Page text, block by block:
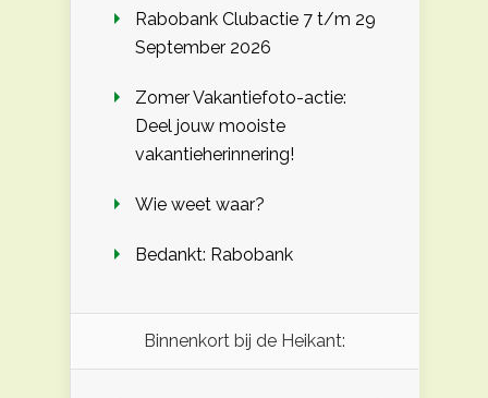
Rabobank Clubactie 7 t/m 29
September 2026
Zomer Vakantiefoto-actie:
Deel jouw mooiste
vakantieherinnering!
Wie weet waar?
Bedankt: Rabobank
Binnenkort bij de Heikant: